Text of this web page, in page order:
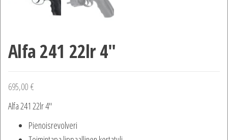
Alfa 241 22lr 4″
695,00 €
Alfa 241 22lr 4″
Pienoisrevolveri